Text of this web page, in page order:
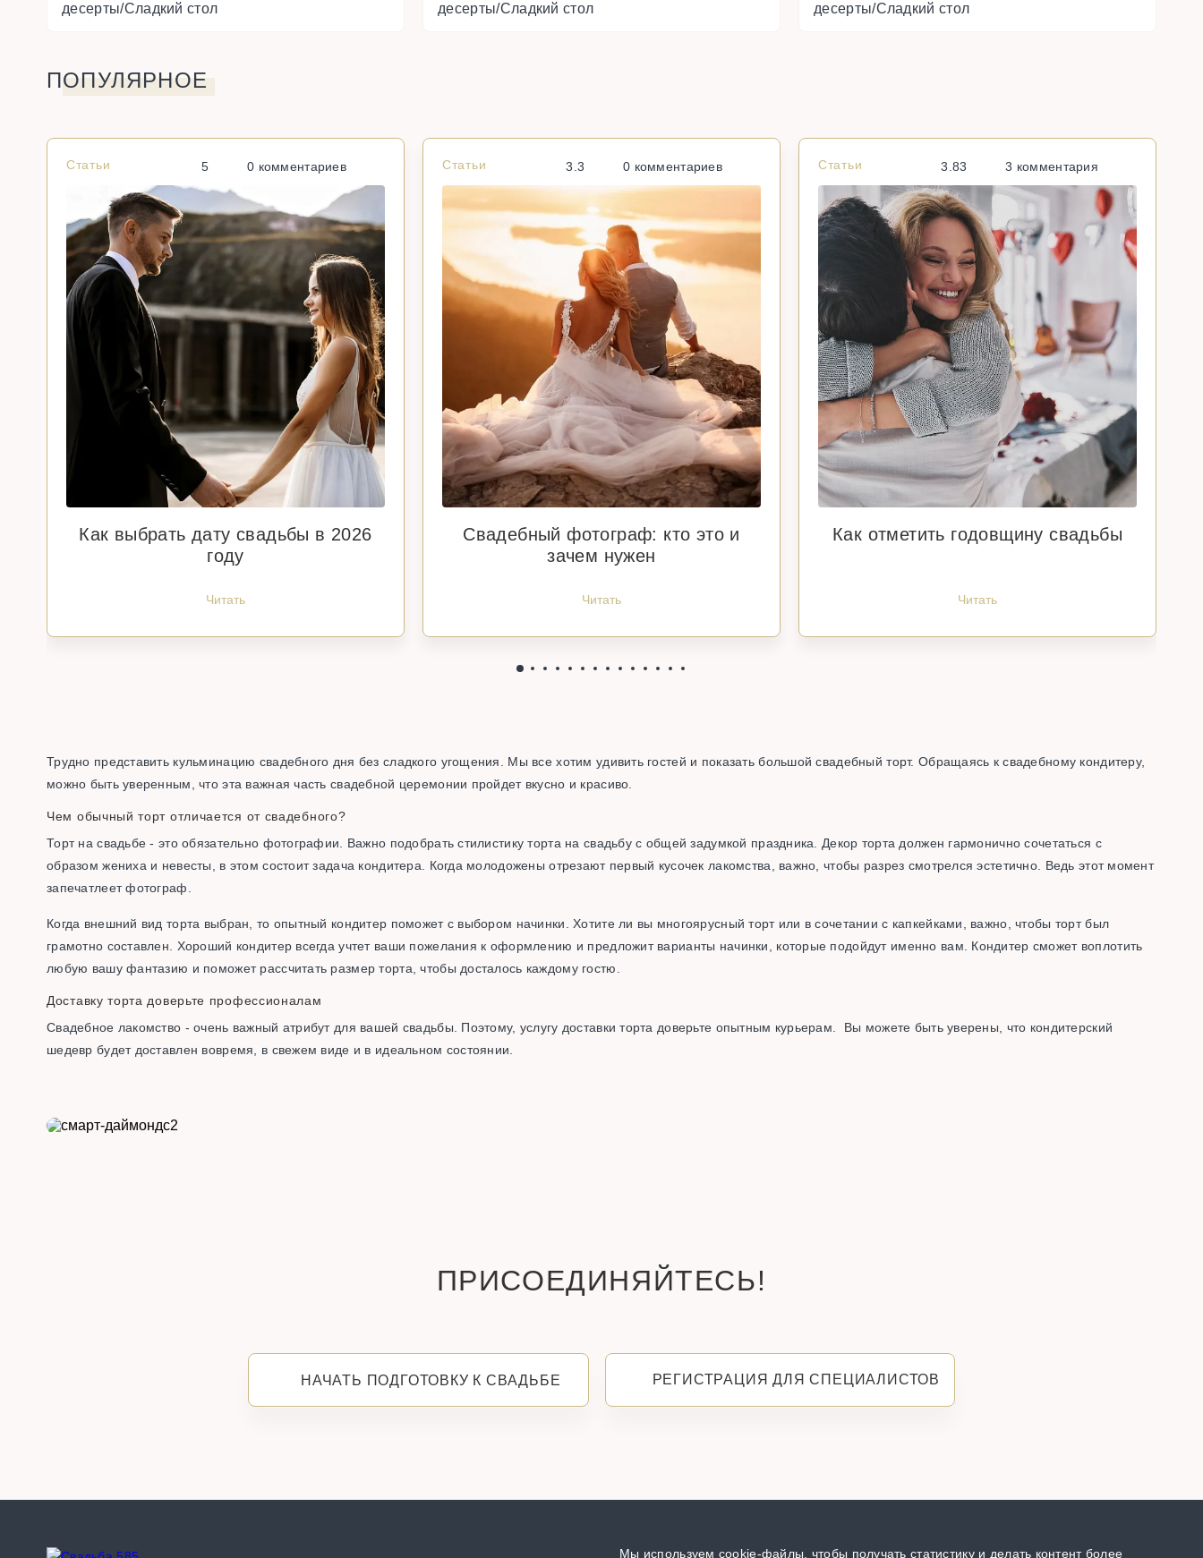
десерты/Сладкий стол
десерты/Сладкий стол
десерты/Сладкий стол
ПОПУЛЯРНОЕ
Статьи 5 0 комментариев
Как выбрать дату свадьбы в 2026
году
Читать
Статьи 3.3 0 комментариев
Свадебный фотограф: кто это и
зачем нужен
Читать
Статьи 3.83 3 комментария
Как отметить годовщину свадьбы
Читать
Трудно представить кульминацию свадебного дня без сладкого угощения. Мы все хотим удивить гостей и показать большой свадебный торт. Обращаясь к свадебному кондитеру,
можно быть уверенным, что эта важная часть свадебной церемонии пройдет вкусно и красиво.
Чем обычный торт отличается от свадебного?
Торт на свадьбе - это обязательно фотографии. Важно подобрать стилистику торта на свадьбу с общей задумкой праздника. Декор торта должен гармонично сочетаться с
образом жениха и невесты, в этом состоит задача кондитера. Когда молодожены отрезают первый кусочек лакомства, важно, чтобы разрез смотрелся эстетично. Ведь этот момент
запечатлеет фотограф.
Когда внешний вид торта выбран, то опытный кондитер поможет с выбором начинки. Хотите ли вы многоярусный торт или в сочетании с капкейками, важно, чтобы торт был
грамотно составлен. Хороший кондитер всегда учтет ваши пожелания к оформлению и предложит варианты начинки, которые подойдут именно вам. Кондитер сможет воплотить
любую вашу фантазию и поможет рассчитать размер торта, чтобы досталось каждому гостю.
Доставку торта доверьте профессионалам
Свадебное лакомство - очень важный атрибут для вашей свадьбы. Поэтому, услугу доставки торта доверьте опытным курьерам. Вы можете быть уверены, что кондитерский
шедевр будет доставлен вовремя, в свежем виде и в идеальном состоянии.
ПРИСОЕДИНЯЙТЕСЬ!
НАЧАТЬ ПОДГОТОВКУ К СВАДЬБЕ РЕГИСТРАЦИЯ ДЛЯ СПЕЦИАЛИСТОВ
Мы используем cookie-файлы, чтобы получать статистику и делать контент более